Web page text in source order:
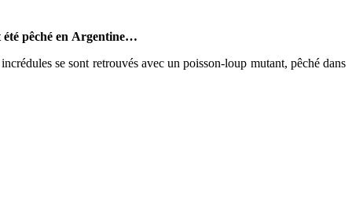
été pêché en Argentine…
se sont retrouvés avec un poisson-loup mutant, pêché dans